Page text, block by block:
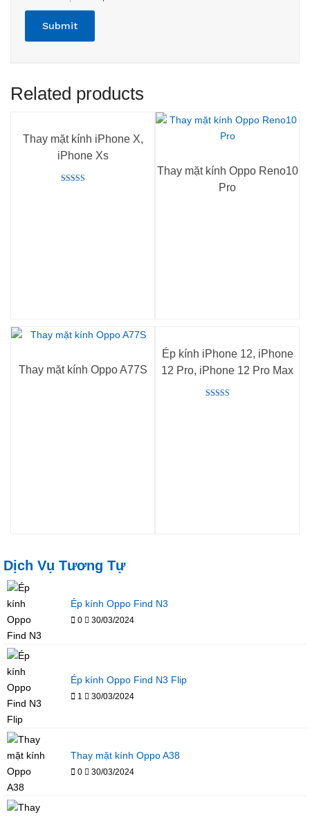
Related products
Thay mặt kính iPhone X,
iPhone Xs
Thay mặt kính Oppo Reno10
Pro
Thay mặt kính Oppo A77S
Ép kính iPhone 12, iPhone
12 Pro, iPhone 12 Pro Max
Dịch Vụ Tương Tự
Ép kính Oppo Find N3
0 30/03/2024
Ép kính Oppo Find N3 Flip
1 30/03/2024
Thay mặt kính Oppo A38
0 30/03/2024